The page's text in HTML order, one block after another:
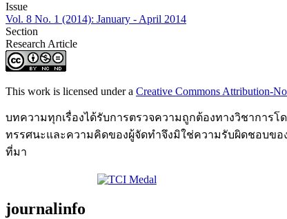
Issue
Vol. 8 No. 1 (2014): January - April 2014
Section
Research Article
This work is licensed under a Creative Commons Attribution-
บทความทุกเรื่องได้รับการตรวจความถูกต้องทางวิชาการโดย
ทรรศนะและความคิดของผู้จัดทำจึงมิใช่ความรับผิดชอบข
ที่มา
journalinfo